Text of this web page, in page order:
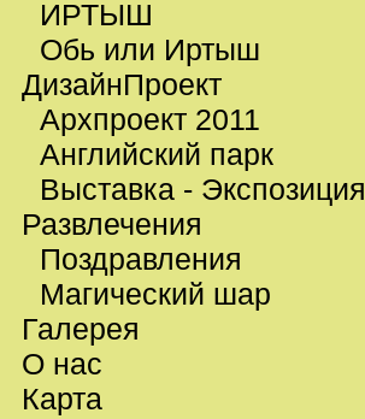
ИРТЫШ
Обь или Иртыш
ДизайнПроект
Архпроект 2011
Английский парк
Выставка - Экспозиция
Развлечения
Поздравления
Магический шар
Галерея
О нас
Карта